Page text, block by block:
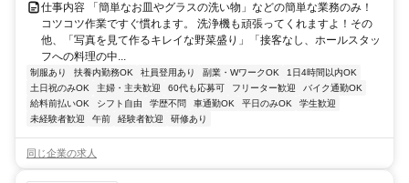
仕事内容 「簡単なお皿やグラスの洗い物」などの簡単な業務のみ！
コツコツ作業ですぐ慣れます。 洗浄機も頑張ってくれますよ！その
他、「写真を見て作るキレイな野菜盛り」「接客なし、ホールスタッ
フへの料理の中...
制服あり 扶養内勤務OK 社員登用あり 副業・WワークOK
1日4時間以内OK
土日祝のみOK
主婦・主夫歓迎 60代も応募可 フリーター歓迎
バイク通勤OK
給料前払いOK
シフト自由 学歴不問 車通勤OK 平日のみOK
学生歓迎
未経験者歓迎
午前 経験者歓迎 研修あり
同じ企業の求人